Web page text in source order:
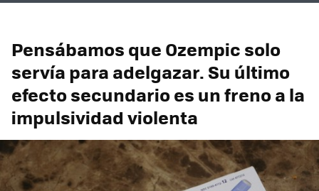
Pensábamos que Ozempic solo
servía para adelgazar. Su último
efecto secundario es un freno a la
impulsividad violenta